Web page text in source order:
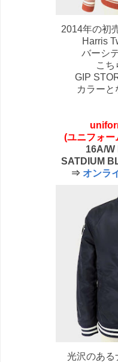
2014年の初
Harris
バーシ
こち
GIP
カラーと
(ユニフォー
16A/W
SATDIUM
⇒ オンラ
光沢のある